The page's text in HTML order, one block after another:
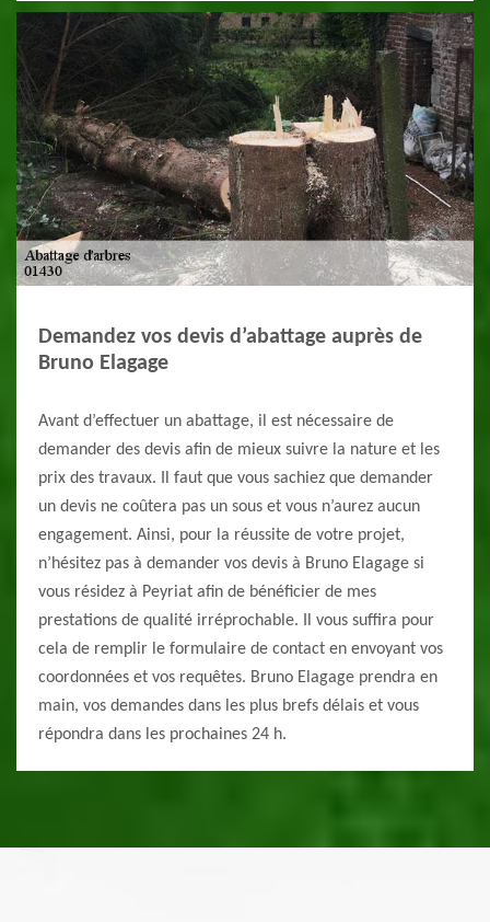
Demandez vos devis d’abattage auprès de
Bruno Elagage
Avant d’effectuer un abattage, il est nécessaire de
demander des devis afin de mieux suivre la nature et les
prix des travaux. Il faut que vous sachiez que demander
un devis ne coûtera pas un sous et vous n’aurez aucun
engagement. Ainsi, pour la réussite de votre projet,
n’hésitez pas à demander vos devis à Bruno Elagage si
vous résidez à Peyriat afin de bénéficier de mes
prestations de qualité irréprochable. Il vous suffira pour
cela de remplir le formulaire de contact en envoyant vos
coordonnées et vos requêtes. Bruno Elagage prendra en
main, vos demandes dans les plus brefs délais et vous
répondra dans les prochaines 24 h.